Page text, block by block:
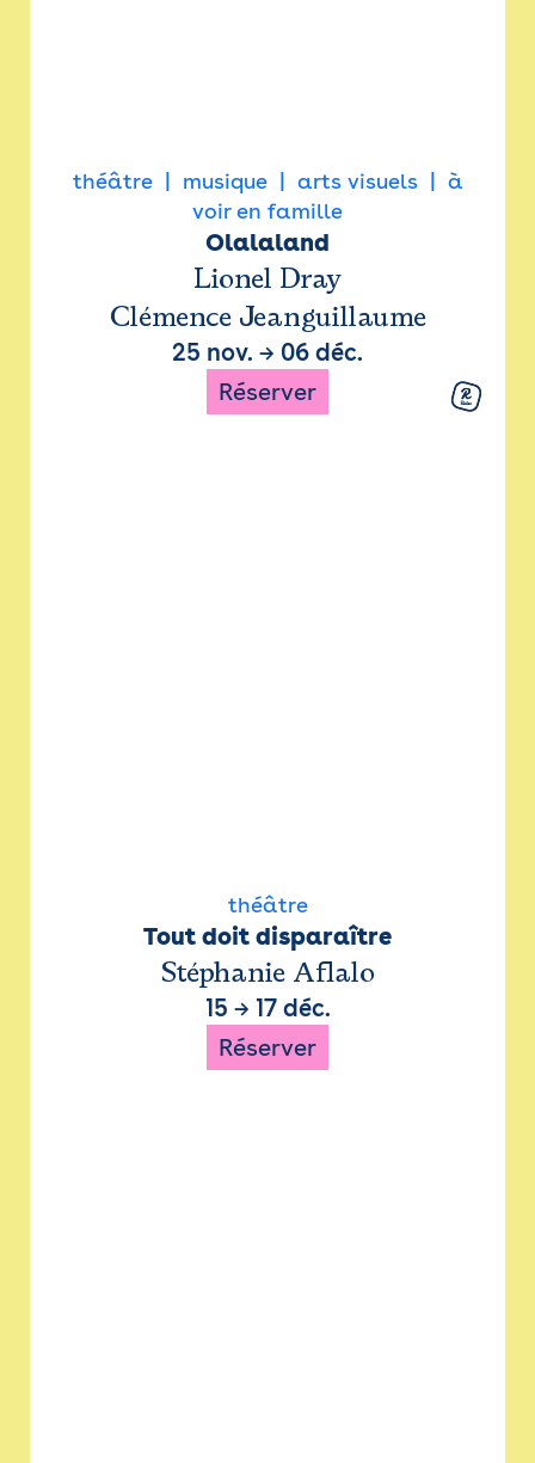
théâtre musique arts visuels
à
voir en famille
Olalaland
Lionel Dray
Clémence Jeanguillaume
25 nov. → 06 déc.
Réserver
théâtre
Tout doit disparaître
Stéphanie Aflalo
15 → 17 déc.
Réserver